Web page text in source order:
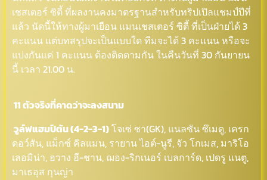
เชสเตอร์ ซิตี้ ที่ผลงานคงมาตรฐานสำหรับทริปเปิลแชมป์ปีที่
แล้ว นัดนี้ให้ทางผู้มาเยือน แมนเชสเตอร์ ซิตี้ ที่เป็นฝ่ายได้ 3
คะแนน แต่บทสรุปจะเป็นแบบใด ทีมจะได้ 3 คะแนน หรือจะ
แบ่งกันแค่ 1 คะแนน ต้องติดตามกัน ในคืนวันที่ 30 กันยายน
นี้ เวลา 21.00 น.
11 ตัวจริงที่คาดว่าจะลงสนาม
วูล์ฟแฮมป์ตัน (4-2-3-1)โจเซ่ ซา(GK), แนลซัน ซึเมดู, เครก
ดอว์สัน, แม็กซ์ คิลแมน, รายาน ไอต์-นูรี, จัว โกเมส, มาริโอ
เลอมิน่า, ฮวาง ฮี-ชาน, ฌอง-ริกเนอร์ เบลการ์ด, เปดรู แนตู,
มาเธอุส กุนญ่า